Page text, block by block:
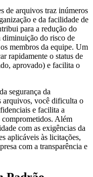
de arquivos traz inúmeros
e da facilidade de
para a redução do
diminuição do risco de
membros da equipe. Um
rapidamente o status de
aprovado) e facilita o
segurança da
arquivos, você dificulta o
e facilita a
Além
com as exigências da
aplicáveis às licitações,
com a transparência e